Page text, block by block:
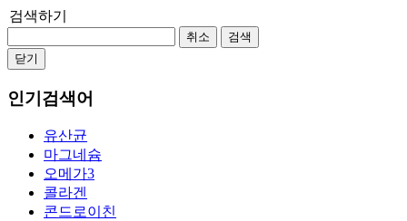
검색하기
취소
검색
닫기
인기검색어
유산균
마그네슘
오메가3
콜라겐
콘드로이친